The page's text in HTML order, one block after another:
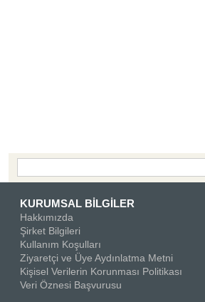
KURUMSAL BİLGİLER
Hakkımızda
Şirket Bilgileri
Kullanım Koşulları
Ziyaretçi ve Üye Aydınlatma Metni
Kişisel Verilerin Korunması Politikası
Veri Öznesi Başvurusu